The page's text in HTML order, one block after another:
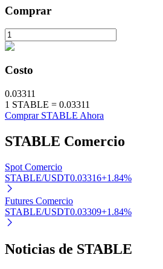
Staking
Alta rentabilidad y acceso
Participación flexible para ganar
Comprar
Costo
0.03311
1 STABLE = 0.03311
Comprar STABLE Ahora
STABLE Comercio
Spot Comercio
STABLE/USDT0.03316+1.84%
Futures Comercio
STABLE/USDT0.03309+1.84%
Noticias de STABLE